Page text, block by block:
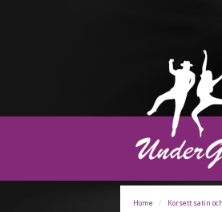
Home / Korsett satin